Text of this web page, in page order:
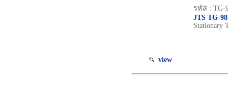
view
รหัส : TG-
JTS TG-
Stationary